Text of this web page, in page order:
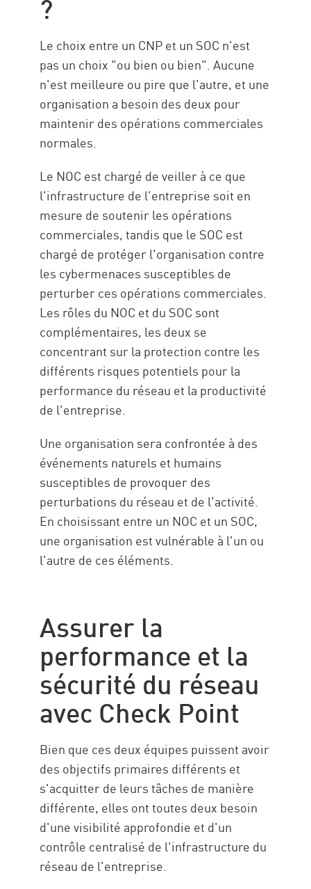
Le choix entre un CNP et un SOC n'est
pas un choix "ou bien ou bien". Aucune
n'est meilleure ou pire que l'autre, et une
organisation a besoin des deux pour
maintenir des opérations commerciales
normales.
Le NOC est chargé de veiller à ce que
l'infrastructure de l'entreprise soit en
mesure de soutenir les opérations
commerciales, tandis que le SOC est
chargé de protéger l'organisation contre
les cybermenaces susceptibles de
perturber ces opérations commerciales.
Les rôles du NOC et du SOC sont
complémentaires, les deux se
concentrant sur la protection contre les
différents risques potentiels pour la
performance du réseau et la productivité
de l'entreprise.
Une organisation sera confrontée à des
événements naturels et humains
susceptibles de provoquer des
perturbations du réseau et de l'activité.
En choisissant entre un NOC et un SOC,
une organisation est vulnérable à l'un ou
l'autre de ces éléments.
Assurer la
performance et la
sécurité du réseau
avec Check Point
Bien que ces deux équipes puissent avoir
des objectifs primaires différents et
s'acquitter de leurs tâches de manière
différente, elles ont toutes deux besoin
d'une visibilité approfondie et d'un
contrôle centralisé de l'infrastructure du
réseau de l'entreprise.